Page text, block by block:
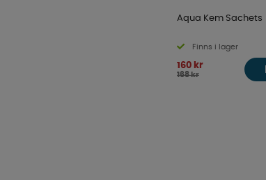
Aqua Kem Sachets
Finns i lager
160 kr
168 kr